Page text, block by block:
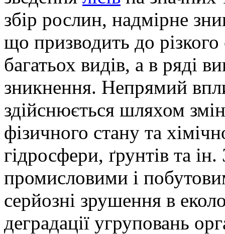
збір рослин, надмірне
що призводить до
багатьох видів, а в ряді
зникнення. Непрямий
здійснюється шляхом
фізичного стану та
гідросфери, ґрунтів та
промисловими і
серйозні зрушення в
деградації угруповань